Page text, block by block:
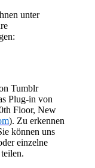
unter
Tumblr
Plug-in von
Floor, New
). Zu erkennen
können uns
einzelne